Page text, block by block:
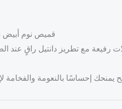
قميص نوم أبيض
رفيعة مع تطريز دانتيل راقٍ عند
إحساسًا بالنعومة والفخامة